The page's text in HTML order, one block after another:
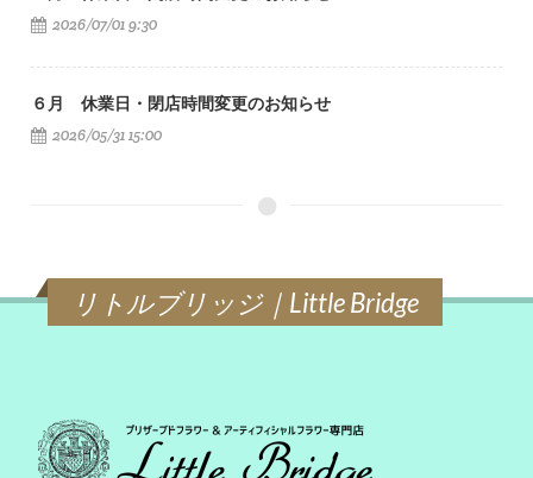
2026/07/01 9:30
６月 休業日・閉店時間変更のお知らせ
2026/05/31 15:00
リトルブリッジ｜Little Bridge